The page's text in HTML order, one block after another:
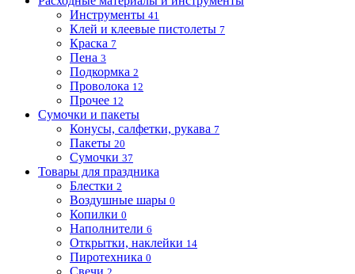
Инструменты 41
Клей и клеевые пистолеты 7
Краска 7
Пена 3
Подкормка 2
Проволока 12
Прочее 12
Сумочки и пакеты
Конусы, салфетки, рукава 7
Пакеты 20
Сумочки 37
Товары для праздника
Блестки 2
Воздушные шары 0
Копилки 0
Наполнители 6
Открытки, наклейки 14
Пиротехника 0
Свечи